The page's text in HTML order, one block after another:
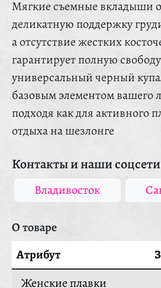
Мягкие съемные вкладыши
деликатную поддержку
а отсутствие жестких
гарантирует полную
универсальный черный
базовым элементом вашего
подходя как для активного
отдыха на шезлонге
Контакты и наши соцсети
Владивосток
О товаре
Атрибут
Женские плавки